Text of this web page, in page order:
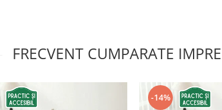
FRECVENT CUMPARATE
-14%